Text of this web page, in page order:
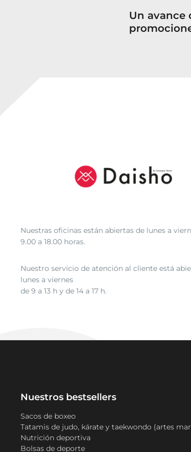
Un avance
Nuestras oficinas están abiertas de lunes a
9.00 a 18.00 horas.
Nuestro servicio de atención al cliente está
lunes a viernes
de 9 a 13 h y de 14 a 17 h.
Nuestros bestsellers
Sacos de boxeo
Tatamis de judo, kárate y taekwondo (artes
Nutrición deportiva
Bolsas de deporte